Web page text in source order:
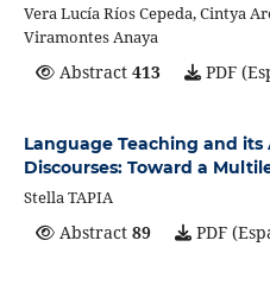
Vera Lucía Ríos Cepeda, Cintya
Viramontes Anaya
Abstract 413 PDF
Language Teaching and
Discourses: Toward a
Stella TAPIA
Abstract 89 PDF